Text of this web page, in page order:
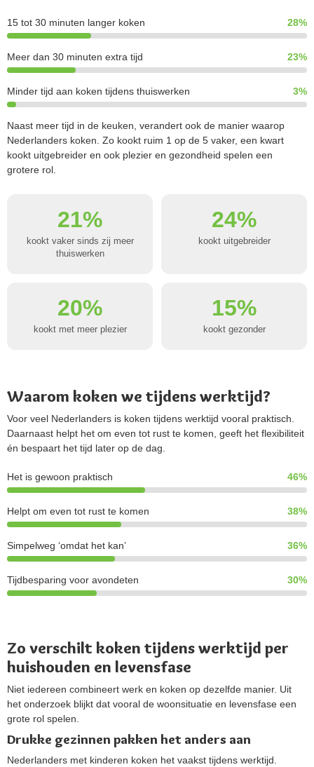
15 tot 30 minuten langer koken 28%
Meer dan 30 minuten extra tijd 23%
Minder tijd aan koken tijdens thuiswerken 3%
Naast meer tijd in de keuken, verandert ook de manier waarop
Nederlanders koken. Zo kookt ruim 1 op de 5 vaker, een kwart
kookt uitgebreider en ook plezier en gezondheid spelen een
grotere rol.
21%
kookt vaker sinds zij meer
thuiswerken
24%
kookt uitgebreider
20%
kookt met meer plezier
15%
kookt gezonder
Waarom koken we tijdens werktijd?
Voor veel Nederlanders is koken tijdens werktijd vooral praktisch.
Daarnaast helpt het om even tot rust te komen, geeft het flexibiliteit
én bespaart het tijd later op de dag.
Het is gewoon praktisch 46%
Helpt om even tot rust te komen 38%
Simpelweg ‘omdat het kan’ 36%
Tijdbesparing voor avondeten 30%
Zo verschilt koken tijdens werktijd per
huishouden en levensfase
Niet iedereen combineert werk en koken op dezelfde manier. Uit
het onderzoek blijkt dat vooral de woonsituatie en levensfase een
grote rol spelen.
Drukke gezinnen pakken het anders aan
Nederlanders met kinderen koken het vaakst tijdens werktijd.